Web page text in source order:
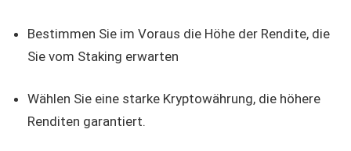
Bestimmen Sie im Voraus die Höhe der Rendite, die
Sie vom Staking erwarten
Wählen Sie eine starke Kryptowährung, die höhere
Renditen garantiert.